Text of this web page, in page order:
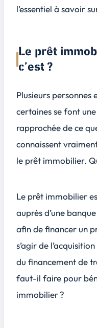
l’essentiel à savoir
Le prêt
c’est ?
Plusieurs
certaines se font
rapprochée de ce
connaissent
le prêt immobilier.
Le prêt immobilier
auprès d’une
afin de financer un
s’agir de
du financement de
faut-il faire pour
immobilier ?